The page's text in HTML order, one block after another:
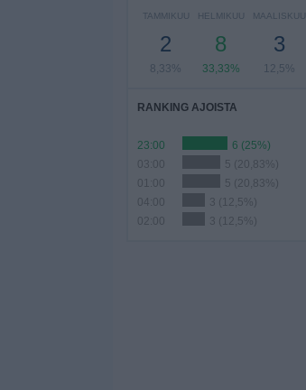
TAMMIKUU
2
8,33%
HELMIKUU
8
33,33%
MAALISKUU
3
12,5%
RANKING AJOISTA
23:00
6 (25%)
03:00
5 (20,83%)
5 (20,83%)
3 (12,5%)
02:00
3 (12,5%)